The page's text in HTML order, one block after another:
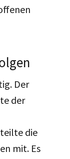
Der
der
die
mit. Es